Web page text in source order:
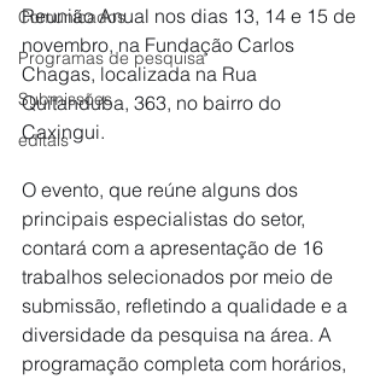
Comunicados
Programas de pesquisa
Submissões
editais
Reunião Anual nos dias 13, 14 e 15 de
novembro, na Fundação Carlos
Chagas, localizada na Rua
Quitanduba, 363, no bairro do
Caxingui.
O evento, que reúne alguns dos
principais especialistas do setor,
contará com a apresentação de 16
trabalhos selecionados por meio de
submissão, refletindo a qualidade e a
diversidade da pesquisa na área. A
programação completa com horários,